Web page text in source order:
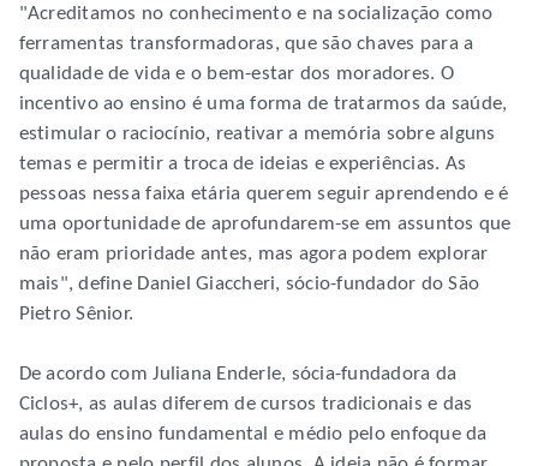
"Acreditamos no conhecimento e na socialização como
ferramentas transformadoras, que são chaves para a
qualidade de vida e o bem-estar dos moradores. O
incentivo ao ensino é uma forma de tratarmos da saúde,
estimular o raciocínio, reativar a memória sobre alguns
temas e permitir a troca de ideias e experiências. As
pessoas nessa faixa etária querem seguir aprendendo e é
uma oportunidade de aprofundarem-se em assuntos que
não eram prioridade antes, mas agora podem explorar
mais", define Daniel Giaccheri, sócio-fundador do São
Pietro Sênior.
De acordo com Juliana Enderle, sócia-fundadora da
Ciclos+, as aulas diferem de cursos tradicionais e das
aulas do ensino fundamental e médio pelo enfoque da